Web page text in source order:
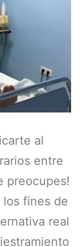
al
entre
preocupes!
los fines de
real